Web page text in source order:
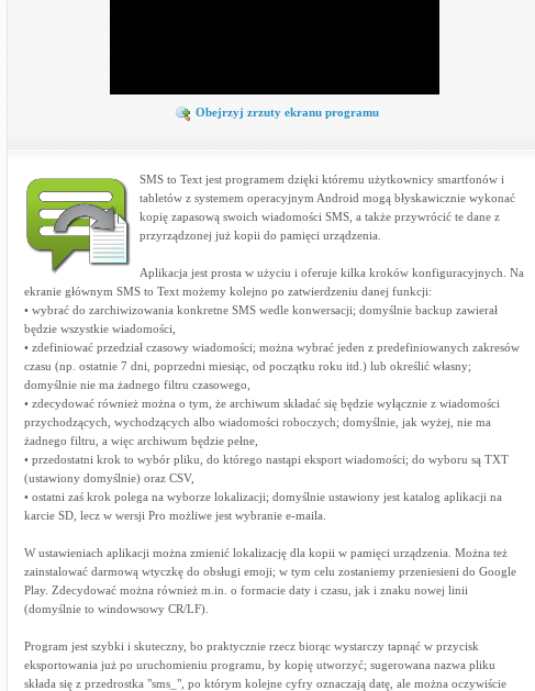
Obejrzyj zrzuty ekranu programu
SMS to Text jest programem dzięki któremu użytkownicy smartfonów i
tabletów z systemem operacyjnym Android mogą błyskawicznie wykonać
kopię zapasową swoich wiadomości SMS, a także przywrócić te dane z
przyrządzonej już kopii do pamięci urządzenia.
Aplikacja jest prosta w użyciu i oferuje kilka kroków konfiguracyjnych. Na
ekranie głównym SMS to Text możemy kolejno po zatwierdzeniu danej funkcji:
• wybrać do zarchiwizowania konkretne SMS wedle konwersacji; domyślnie backup zawierał
będzie wszystkie wiadomości,
• zdefiniować przedział czasowy wiadomości; można wybrać jeden z predefiniowanych zakresów
czasu (np. ostatnie 7 dni, poprzedni miesiąc, od początku roku itd.) lub określić własny;
domyślnie nie ma żadnego filtru czasowego,
• zdecydować również można o tym, że archiwum składać się będzie wyłącznie z wiadomości
przychodzących, wychodzących albo wiadomości roboczych; domyślnie, jak wyżej, nie ma
żadnego filtru, a więc archiwum będzie pełne,
• przedostatni krok to wybór pliku, do którego nastąpi eksport wiadomości; do wyboru są TXT
(ustawiony domyślnie) oraz CSV,
• ostatni zaś krok polega na wyborze lokalizacji; domyślnie ustawiony jest katalog aplikacji na
karcie SD, lecz w wersji Pro możliwe jest wybranie e-maila.
W ustawieniach aplikacji można zmienić lokalizację dla kopii w pamięci urządzenia. Można też
zainstalować darmową wtyczkę do obsługi emoji; w tym celu zostaniemy przeniesieni do Google
Play. Zdecydować można również m.in. o formacie daty i czasu, jak i znaku nowej linii
(domyślnie to windowsowy CR/LF).
Program jest szybki i skuteczny, bo praktycznie rzecz biorąc wystarczy tapnąć w przycisk
eksportowania już po uruchomieniu programu, by kopię utworzyć; sugerowana nazwa pliku
składa się z przedrostka "sms_", po którym kolejne cyfry oznaczają datę, ale można oczywiście